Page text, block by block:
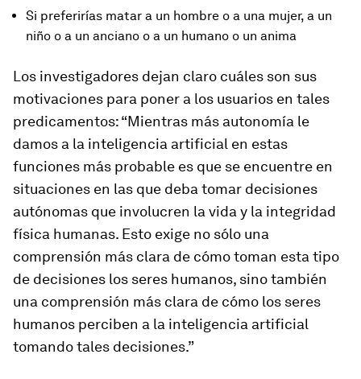
Si preferirías matar a un hombre o a una mujer, a un
niño o a un anciano o a un humano o un anima
Los investigadores dejan claro cuáles son sus
motivaciones para poner a los usuarios en tales
predicamentos: “Mientras más autonomía le
damos a la inteligencia artificial en estas
funciones más probable es que se encuentre en
situaciones en las que deba tomar decisiones
autónomas que involucren la vida y la integridad
física humanas. Esto exige no sólo una
comprensión más clara de cómo toman esta tipo
de decisiones los seres humanos, sino también
una comprensión más clara de cómo los seres
humanos perciben a la inteligencia artificial
tomando tales decisiones.”